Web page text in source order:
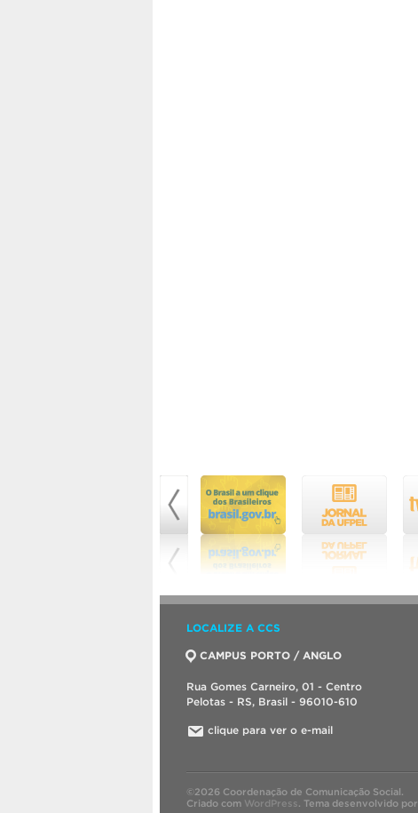
LOCALIZE A CCS
CAMPUS PORTO / ANGLO
Rua Gomes Carneiro, 01 - Centro
Pelotas - RS, Brasil - 96010-610
clique para ver o e-mail
©2026 Coordenação de Comunicação Social.
Criado com WordPress. Tema desenvolvido por